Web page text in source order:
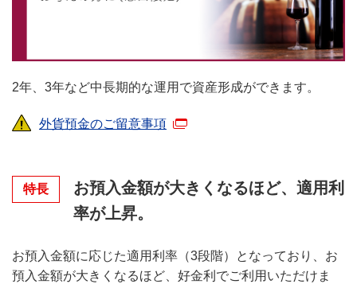
2年、3年など中長期的な運用で資産形成ができます。
外貨預金のご留意事項
特長
お預入金額が大きくなるほど、適用利
率が上昇。
お預入金額に応じた適用利率（3段階）となっており、お
預入金額が大きくなるほど、好金利でご利用いただけま